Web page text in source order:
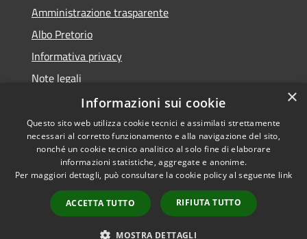
Amministrazione trasparente
Albo Pretorio
Informativa privacy
Note legali
Dichiarazione di accessibilità
RSS
Accessibilità
Copyright © 2026 • Comune di
Municipium•
Accesso
redazione
×
Informazioni sui cookie
Questo sito web utilizza cookie tecnici e assimilati strettamente
necessari al corretto funzionamento e alla navigazione del sito,
nonché un cookie tecnico analitico al solo fine di elaborare
informazioni statistiche, aggregate e anonime.
Per maggiori dettagli, può consultare la cookie policy al seguente link
ACCETTA TUTTO RIFIUTA TUTTO
MOSTRA DETTAGLI